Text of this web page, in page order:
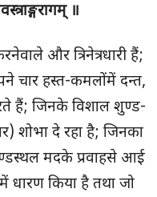
॥
और त्रिनेत्रधारी हैं;
चार हस्त-कमलोंमें दन्त,
हैं; जिनके विशाल शुण्ड-
शोभा दे रहा है; जिनका
मदके प्रवाहसे आई
धारण किया है तथा जो